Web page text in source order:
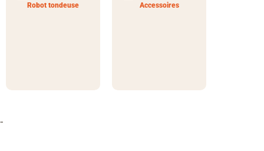
Robot tondeuse Accessoires
-